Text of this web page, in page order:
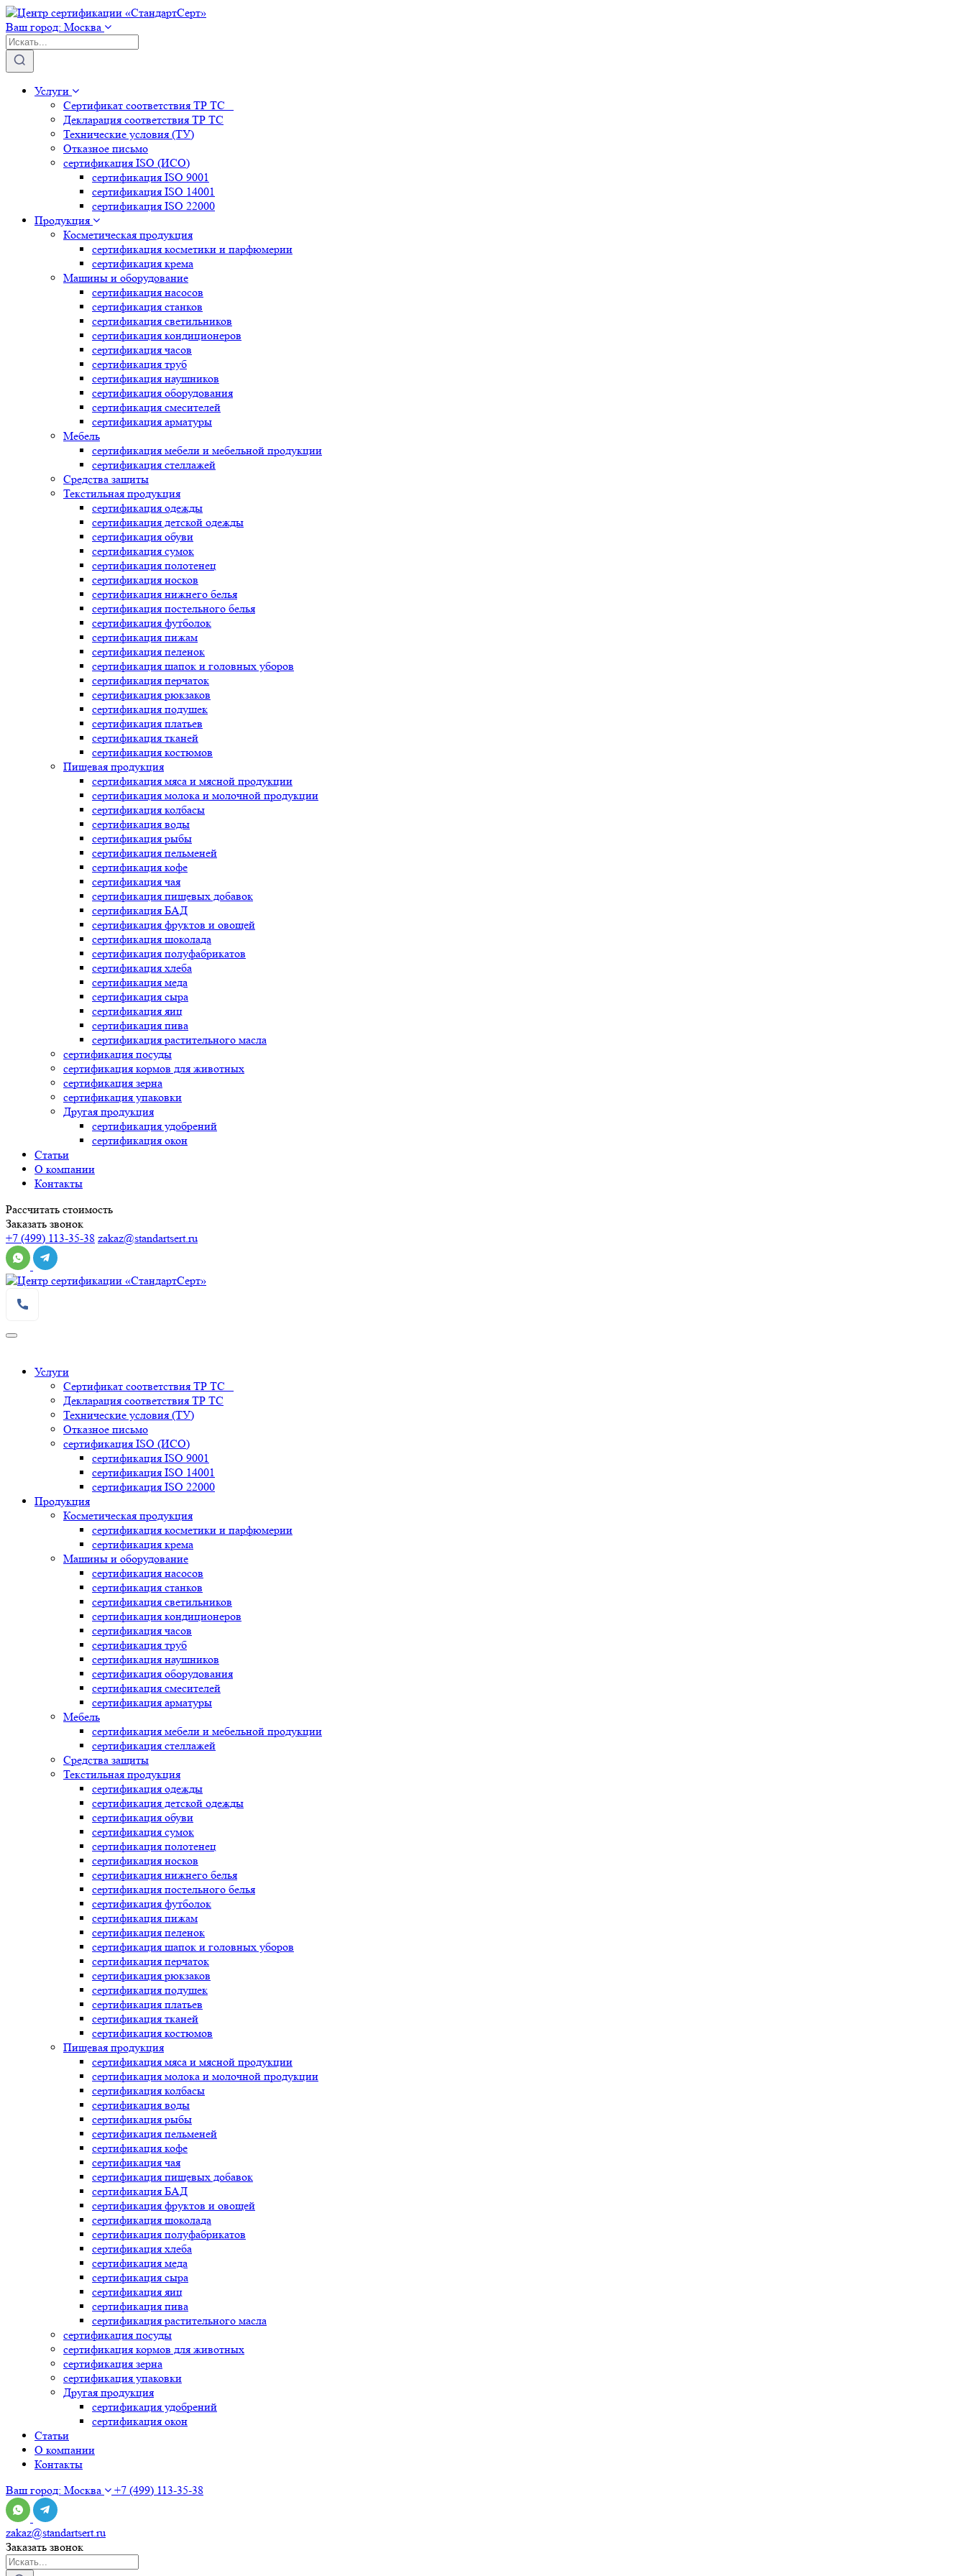
Ваш город: Москва
Услуги
Сертификат соответствия ТР ТС
Декларация соответствия ТР ТС
Технические условия (ТУ)
Отказное письмо
сертификация ISO (ИСО)
сертификация ISO 9001
сертификация ISO 14001
сертификация ISO 22000
Продукция
Косметическая продукция
сертификация косметики и парфюмерии
сертификация крема
Машины и оборудование
сертификация насосов
сертификация станков
сертификация светильников
сертификация кондиционеров
сертификация часов
сертификация труб
сертификация наушников
сертификация оборудования
сертификация смесителей
сертификация арматуры
Мебель
сертификация мебели и мебельной продукции
сертификация стеллажей
Средства защиты
Текстильная продукция
сертификация одежды
сертификация детской одежды
сертификация обуви
сертификация сумок
сертификация полотенец
сертификация носков
сертификация нижнего белья
сертификация постельного белья
сертификация футболок
сертификация пижам
сертификация пеленок
сертификация шапок и головных уборов
сертификация перчаток
сертификация рюкзаков
сертификация подушек
сертификация платьев
сертификация тканей
сертификация костюмов
Пищевая продукция
сертификация мяса и мясной продукции
сертификация молока и молочной продукции
сертификация колбасы
сертификация воды
сертификация рыбы
сертификация пельменей
сертификация кофе
сертификация чая
сертификация пищевых добавок
сертификация БАД
сертификация фруктов и овощей
сертификация шоколада
сертификация полуфабрикатов
сертификация хлеба
сертификация меда
сертификация сыра
сертификация яиц
сертификация пива
сертификация растительного масла
сертификация посуды
сертификация кормов для животных
сертификация зерна
сертификация упаковки
Другая продукция
сертификация удобрений
сертификация окон
Статьи
О компании
Контакты
Рассчитать стоимость
Заказать звонок
+7 (499) 113-35-38 zakaz@standartsert.ru
Услуги
Сертификат соответствия ТР ТС
Декларация соответствия ТР ТС
Технические условия (ТУ)
Отказное письмо
сертификация ISO (ИСО)
сертификация ISO 9001
сертификация ISO 14001
сертификация ISO 22000
Продукция
Косметическая продукция
сертификация косметики и парфюмерии
сертификация крема
Машины и оборудование
сертификация насосов
сертификация станков
сертификация светильников
сертификация кондиционеров
сертификация часов
сертификация труб
сертификация наушников
сертификация оборудования
сертификация смесителей
сертификация арматуры
Мебель
сертификация мебели и мебельной продукции
сертификация стеллажей
Средства защиты
Текстильная продукция
сертификация одежды
сертификация детской одежды
сертификация обуви
сертификация сумок
сертификация полотенец
сертификация носков
сертификация нижнего белья
сертификация постельного белья
сертификация футболок
сертификация пижам
сертификация пеленок
сертификация шапок и головных уборов
сертификация перчаток
сертификация рюкзаков
сертификация подушек
сертификация платьев
сертификация тканей
сертификация костюмов
Пищевая продукция
сертификация мяса и мясной продукции
сертификация молока и молочной продукции
сертификация колбасы
сертификация воды
сертификация рыбы
сертификация пельменей
сертификация кофе
сертификация чая
сертификация пищевых добавок
сертификация БАД
сертификация фруктов и овощей
сертификация шоколада
сертификация полуфабрикатов
сертификация хлеба
сертификация меда
сертификация сыра
сертификация яиц
сертификация пива
сертификация растительного масла
сертификация посуды
сертификация кормов для животных
сертификация зерна
сертификация упаковки
Другая продукция
сертификация удобрений
сертификация окон
Статьи
О компании
Контакты
Ваш город: Москва +7 (499) 113-35-38
zakaz@standartsert.ru
Заказать звонок